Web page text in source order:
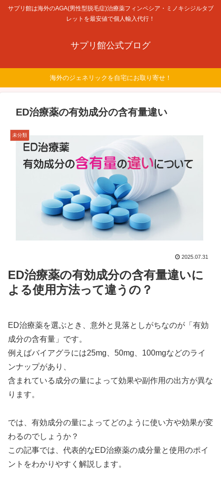
サプリ館は海外のAGA(男性型脱毛症)治療薬フィンペシア・ミノキシジルタブ
レットを最安値で個人輸入代行！
サプリ館公式ブログ
海外のジェネリックを自宅にお取り寄せ！
ED治療薬の有効成分の含有量違い
未分類
2025.07.31
ED治療薬の有効成分の含有量違いに
よる使用方法って違うの？
ED治療薬を選ぶとき、意外と見落としがちなのが「有効
成分の含有量」です。
例えばバイアグラには25mg、50mg、100mgなどのライ
ンナップがあり、
含まれている成分の量によって効果や副作用の出方が異な
ります。
では、有効成分の量によってどのように使い方や効果が変
わるのでしょうか？
この記事では、代表的なED治療薬の成分量と使用のポイ
ントをわかりやすく解説します。